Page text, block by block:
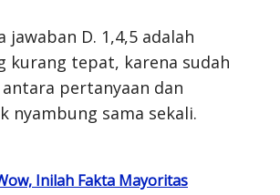
jawaban D. 1,4,5 adalah
kurang tepat, karena sudah
pertanyaan dan
nyambung sama sekali.
Inilah Fakta Mayoritas